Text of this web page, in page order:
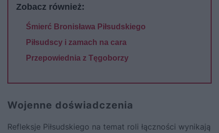
Zobacz również:
Śmierć Bronisława Piłsudskiego
Piłsudscy i zamach na cara
Przepowiednia z Tęgoborzy
Wojenne doświadczenia
Refleksje Piłsudskiego na temat roli łączności wynikają